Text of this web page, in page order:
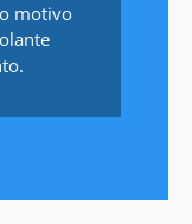
motivo